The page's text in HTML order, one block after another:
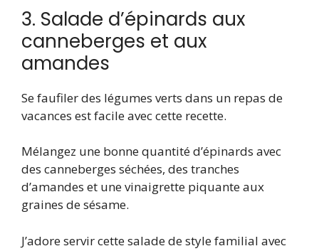
3. Salade d’épinards aux
canneberges et aux
amandes
Se faufiler des légumes verts dans un repas de
vacances est facile avec cette recette.
Mélangez une bonne quantité d’épinards avec
des canneberges séchées, des tranches
d’amandes et une vinaigrette piquante aux
graines de sésame.
J’adore servir cette salade de style familial avec